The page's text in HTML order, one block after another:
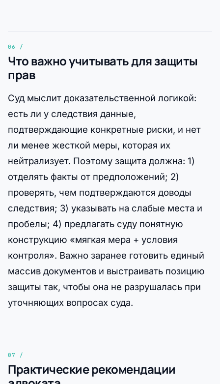
Что важно учитывать для защиты
прав
Суд мыслит доказательственной логикой:
есть ли у следствия данные,
подтверждающие конкретные риски, и нет
ли менее жесткой меры, которая их
нейтрализует. Поэтому защита должна: 1)
отделять факты от предположений; 2)
проверять, чем подтверждаются доводы
следствия; 3) указывать на слабые места и
пробелы; 4) предлагать суду понятную
конструкцию «мягкая мера + условия
контроля». Важно заранее готовить единый
массив документов и выстраивать позицию
защиты так, чтобы она не разрушалась при
уточняющих вопросах суда.
Практические рекомендации